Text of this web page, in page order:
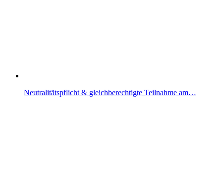
Neutralitätspflicht & gleichberechtigte Teilnahme am…